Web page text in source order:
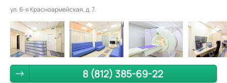
ул. 6-я Красноармейская, д. 7.
8 (812) 385-69-22